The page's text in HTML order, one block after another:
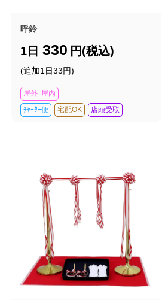
呼鈴
1日330 円(税込)
(追加1日33円)
屋外･屋内
ﾁｬｰﾀｰ便
宅配OK 店頭受取